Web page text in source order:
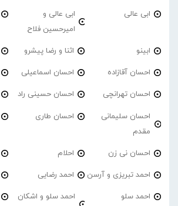
ابی عالی
ابی عالی و
امیرحسین فلاح
ابینو اثنا و رضا پیشرو
احسان آقازاده احسان اسماعیلی
احسان تهرانچی احسان حسینی راد
احسان سلیمانی
مقدم
احسان طاری
احسان نی زن احلام
احمد تبریزی و آرسن احمد‌ رضایی
احمد سلو
احمد سلو و اشکان